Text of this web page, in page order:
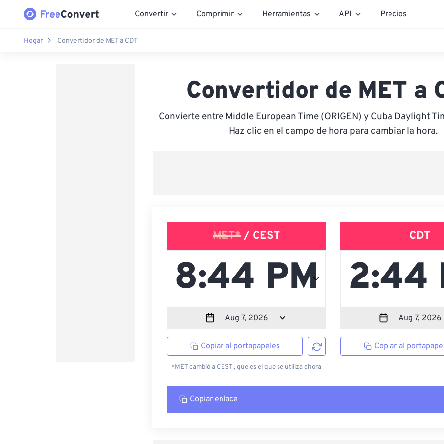
Convertir Comprimir Herramientas API Precios
Hogar Convertidor de MET a CDT
Convertidor de MET a
Convierte entre Middle European Time (ORIGEN) y Cuba Daylight
Haz clic en el campo de hora para cambiar la hora.
MET* / CEST
Copiar al portapapeles
*MET cambió a CEST , que es el que se utiliza ahora
CDT
Copiar al
Copiar enlace